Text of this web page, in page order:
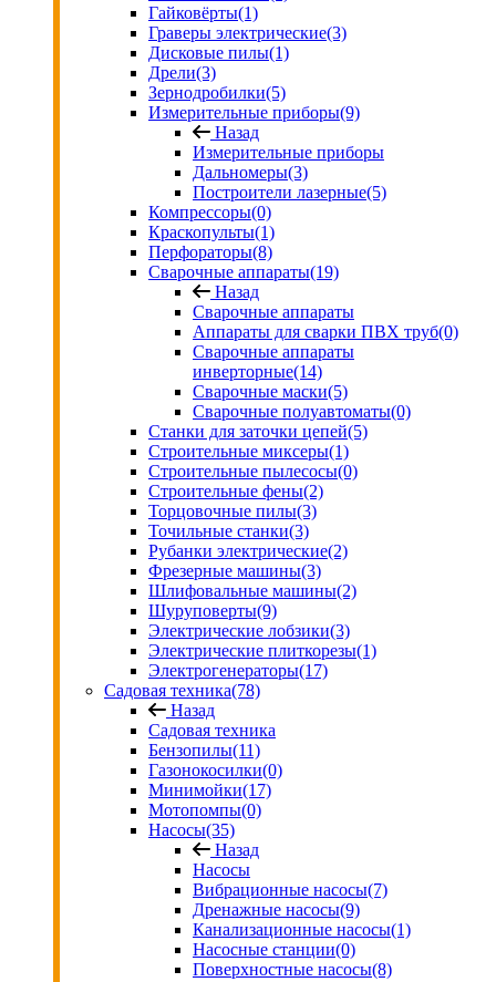
Гайковёрты(1)
Граверы электрические(3)
Дисковые пилы(1)
Дрели(3)
Зернодробилки(5)
Измерительные приборы(9)
Назад
Измерительные приборы
Дальномеры(3)
Построители лазерные(5)
Компрессоры(0)
Краскопульты(1)
Перфораторы(8)
Сварочные аппараты(19)
Назад
Сварочные аппараты
Аппараты для сварки ПВХ труб(0)
Сварочные аппараты
инверторные(14)
Сварочные маски(5)
Сварочные полуавтоматы(0)
Станки для заточки цепей(5)
Строительные миксеры(1)
Строительные пылесосы(0)
Строительные фены(2)
Торцовочные пилы(3)
Точильные станки(3)
Рубанки электрические(2)
Фрезерные машины(3)
Шлифовальные машины(2)
Шуруповерты(9)
Электрические лобзики(3)
Электрические плиткорезы(1)
Электрогенераторы(17)
Садовая техника(78)
Назад
Садовая техника
Бензопилы(11)
Газонокосилки(0)
Минимойки(17)
Мотопомпы(0)
Насосы(35)
Назад
Насосы
Вибрационные насосы(7)
Дренажные насосы(9)
Канализационные насосы(1)
Насосные станции(0)
Поверхностные насосы(8)